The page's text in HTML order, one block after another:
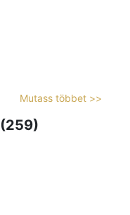
Mutass többet >>
(259)